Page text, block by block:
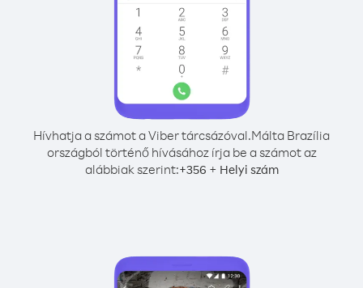
Hívhatja a számot a Viber tárcsázóval.Málta Brazília
országból történő hívásához írja be a számot az
alábbiak szerint:+356 + Helyi szám